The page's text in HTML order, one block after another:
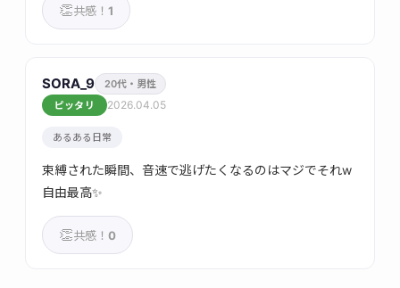
👏共感！ 1
SORA_9
20代・男性
ピッタリ
2026.04.05
あるある日常
束縛された瞬間、音速で逃げたくなるのはマジでそれw
自由最高✨
👏共感！ 0